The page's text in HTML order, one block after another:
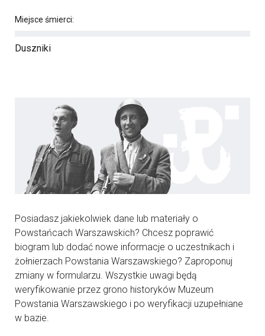
Miejsce śmierci:
Duszniki
Posiadasz jakiekolwiek dane lub materiały o
Powstańcach Warszawskich? Chcesz poprawić
biogram lub dodać nowe informacje o uczestnikach i
żołnierzach Powstania Warszawskiego? Zaproponuj
zmiany w formularzu. Wszystkie uwagi będą
weryfikowanie przez grono historyków Muzeum
Powstania Warszawskiego i po weryfikacji uzupełniane
w bazie.